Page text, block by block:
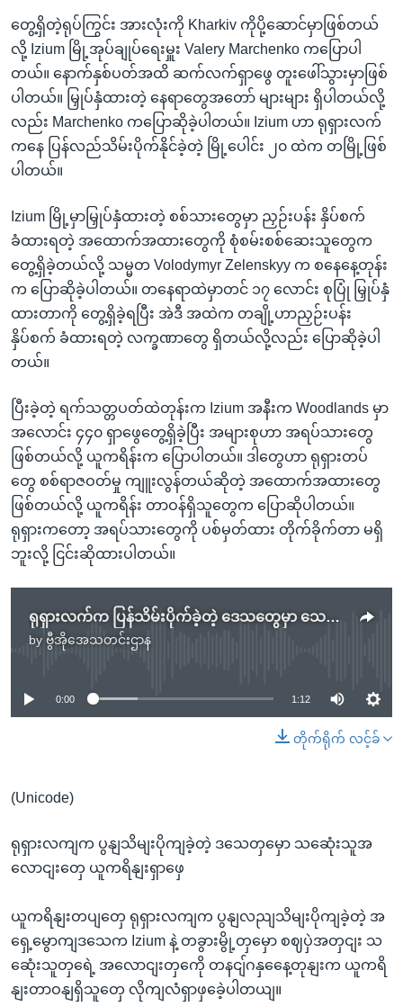
တွေ့ရှိတဲ့ရုပ်ကြွင်း အားလုံးကို Kharkiv ကိုပို့ဆောင်မှာဖြစ်တယ်
လို့ Izium မြို့အုပ်ချုပ်ရေးမှူး Valery Marchenko ကပြောပါ
တယ်။ နောက်နှစ်ပတ်အထိ ဆက်လက်ရှာဖွေ တူးဖေါ်သွားမှာဖြစ်
ပါတယ်။ မြှုပ်နှံထားတဲ့ နေရာတွေအတော် များများ ရှိပါတယ်လို့
လည်း Marchenko ကပြောဆိုခဲ့ပါတယ်။ Izium ဟာ ရုရှားလက်
ကနေ ပြန်လည်သိမ်းပိုက်နိုင်ခဲ့တဲ့ မြို့ပေါင်း ၂၀ ထဲက တမြို့ဖြစ်
ပါတယ်။
Izium မြို့မှာမြှုပ်နှံထားတဲ့ စစ်သားတွေမှာ ညှဉ်းပန်း နှိပ်စက်
ခံထားရတဲ့ အထောက်အထားတွေကို စုံစမ်းစစ်ဆေးသူတွေက
တွေ့ရှိခဲ့တယ်လို့ သမ္မတ Volodymyr Zelenskyy က စနေနေ့တုန်း
က ပြောဆိုခဲ့ပါတယ်။ တနေရာထဲမှာတင် ၁၇ လောင်း စုပြုံ မြှုပ်နှံ
ထားတာကို တွေ့ရှိခဲ့ရပြီး အဲဒီ အထဲက တချို့ဟာညှဉ်းပန်း
နှိပ်စက် ခံထားရတဲ့ လက္ခဏာတွေ ရှိတယ်လို့လည်း ပြောဆိုခဲ့ပါ
တယ်။
ပြီးခဲ့တဲ့ ရက်သတ္တပတ်ထဲတုန်းက Izium အနီးက Woodlands မှာ
အလောင်း ၄၄၀ ရှာဖွေတွေ့ရှိခဲ့ပြီး အများစုဟာ အရပ်သားတွေ
ဖြစ်တယ်လို့ ယူကရိန်းက ပြောပါတယ်။ ဒါတွေဟာ ရုရှားတပ်
တွေ စစ်ရာဇဝတ်မှု ကျူးလွန်တယ်ဆိုတဲ့ အထောက်အထားတွေ
ဖြစ်တယ်လို့ ယူကရိန်း တာဝန်ရှိသူတွေက ပြောဆိုပါတယ်။
ရုရှားကတော့ အရပ်သားတွေကို ပစ်မှတ်ထား တိုက်ခိုက်တာ မရှိ
ဘူးလို့ ငြင်းဆိုထားပါတယ်။
ရုရှားလက်က ပြန်သိမ်းပိုက်ခဲ့တဲ့ ဒေသတွေမှာ သေဆုံးသူအလောင်းတွေ ယူကရိန်းရှာဖွေ
by ဗွီအိုအေသတင်းဌာန
No media source currently available
0:00 1:12
တိုက်ရိုက် လင့်ခ်
(Unicode)
ရုရှားလကျက ပွနျသိမျးပိုကျခဲ့တဲ့ ဒသေတှမှော သဆေုံးသူအ
လောငျးတှေ ယူကရိနျးရှာဖှေ
ယူကရိနျးတပျတှေ ရုရှားလကျက ပွနျလညျသိမျးပိုကျခဲ့တဲ့ အ
ရှေ့မွောကျဒသေက Izium နဲ့ တခွားမွို့တှမှော စဈပှဲအတှငျး သ
ဆေုံးသူတှရေဲ့ အလောငျးတှကေို တနငျ်ဂနှနေေ့တုနျးက ယူကရိ
နျးတာဝနျရှိသူတှေ လိုကျလံရှာဖှခေဲ့ပါတယျ။